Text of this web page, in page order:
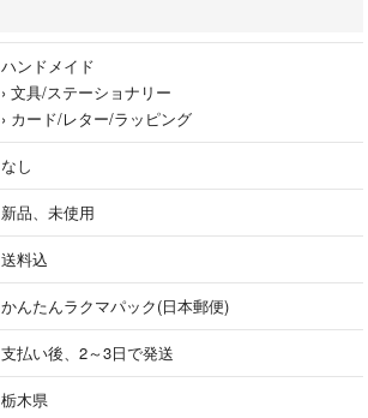
ハンドメイド
› 文具/ステーショナリー
› カード/レター/ラッピング
なし
新品、未使用
送料込
かんたんラクマパック(日本郵便)
支払い後、2～3日で発送
栃木県